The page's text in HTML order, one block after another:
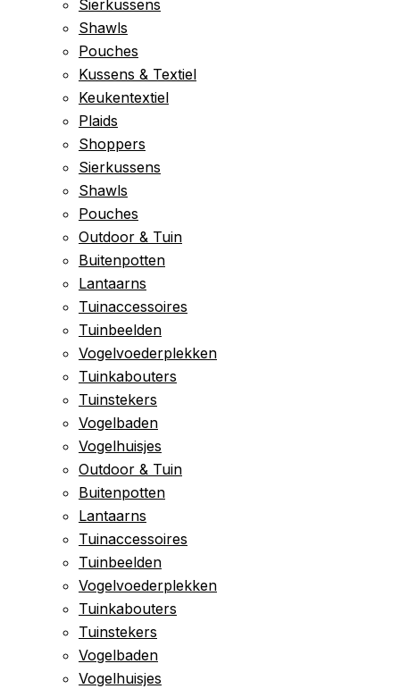
Sierkussens
Shawls
Pouches
Kussens & Textiel
Keukentextiel
Plaids
Shoppers
Sierkussens
Shawls
Pouches
Outdoor & Tuin
Buitenpotten
Lantaarns
Tuinaccessoires
Tuinbeelden
Vogelvoederplekken
Tuinkabouters
Tuinstekers
Vogelbaden
Vogelhuisjes
Outdoor & Tuin
Buitenpotten
Lantaarns
Tuinaccessoires
Tuinbeelden
Vogelvoederplekken
Tuinkabouters
Tuinstekers
Vogelbaden
Vogelhuisjes